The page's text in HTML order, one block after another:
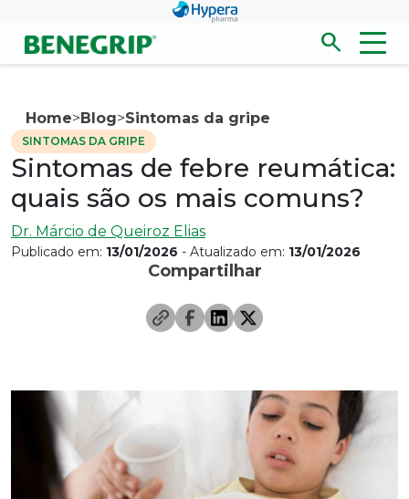
Pular para conteúdo principal
search
Abrir/
Home>Blog>Sintomas da gripe
SINTOMAS DA GRIPE
Sintomas de febre reumática:
quais são os mais comuns?
Dr. Márcio de Queiroz Elias
Publicado em: 13/01/2026 - Atualizado em: 13/01/2026
Compartilhar